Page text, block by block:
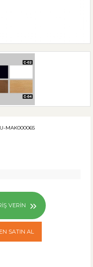
MAK000065
VERIN
SATIN AL